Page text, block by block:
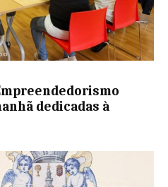
dedicadas à